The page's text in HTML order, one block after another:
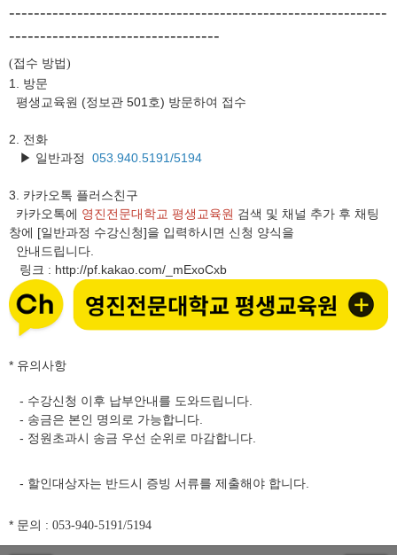
-------------------------------------------------------------
----------------------------------
(접수 방법)
1. 방문
평생교육원 (정보관 501호) 방문하여 접수
2. 전화
▶ 일반과정
053.940.5191/5194
3. 카카오톡 플러스친구
카카오톡에 영진전문대학교 평생교육원 검색 및 채널 추가 후 채팅
창에 [일반과정 수강신청]을 입력하시면 신청 양식을
안내드립니다.
링크 : http://pf.kakao.com/_mExoCxb
* 유의사항
- 수강신청 이후 납부안내를 도와드립니다.
- 송금은 본인 명의로 가능합니다.
- 정원초과시 송금 우선 순위로 마감합니다.
- 할인대상자는 반드시 증빙 서류를 제출해야 합니다.
* 문의 : 053-940-5191/5194